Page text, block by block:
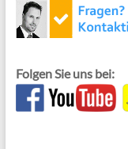
Folgen Sie uns bei: